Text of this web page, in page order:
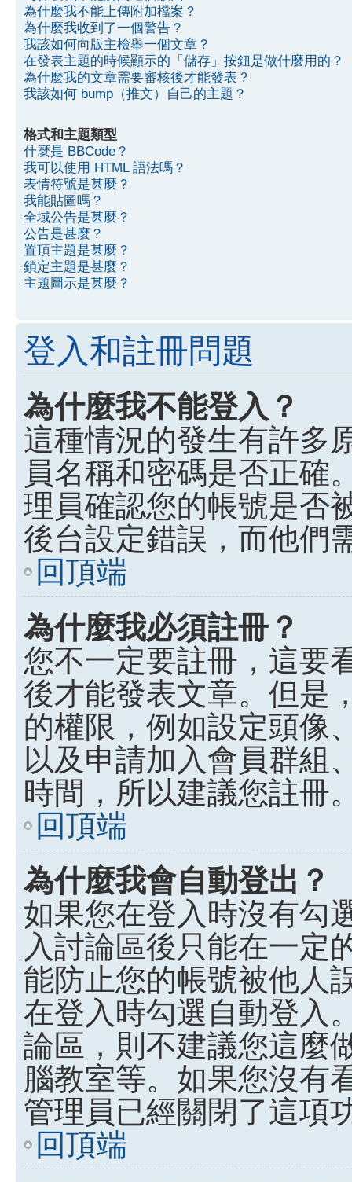
為什麼我不能上傳附加檔案？
為什麼我收到了一個警告？
我該如何向版主檢舉一個文章？
在發表主題的時候顯示的「儲存」按鈕是做什麼用的？
為什麼我的文章需要審核後才能發表？
我該如何 bump（推文）自己的主題？
格式和主題類型
什麼是 BBCode？
我可以使用 HTML 語法嗎？
表情符號是甚麼？
我能貼圖嗎？
全域公告是甚麼？
公告是甚麼？
置頂主題是甚麼？
鎖定主題是甚麼？
主題圖示是甚麼？
登入和註冊問題
為什麼我不能登入？
這種情況的發生有許多
員名稱和密碼是否正確
理員確認您的帳號是否
後台設定錯誤，而他們
回頂端
為什麼我必須註冊？
您不一定要註冊，這要
後才能發表文章。但是
的權限，例如設定頭像
以及申請加入會員群組
時間，所以建議您註冊
回頂端
為什麼我會自動登出？
如果您在登入時沒有勾
入討論區後只能在一定
能防止您的帳號被他人
在登入時勾選自動登入
論區，則不建議您這麼
腦教室等。如果您沒有
管理員已經關閉了這項
回頂端